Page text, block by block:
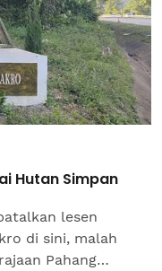
Hutan Simpan
lesen
di sini, malah
Pahang